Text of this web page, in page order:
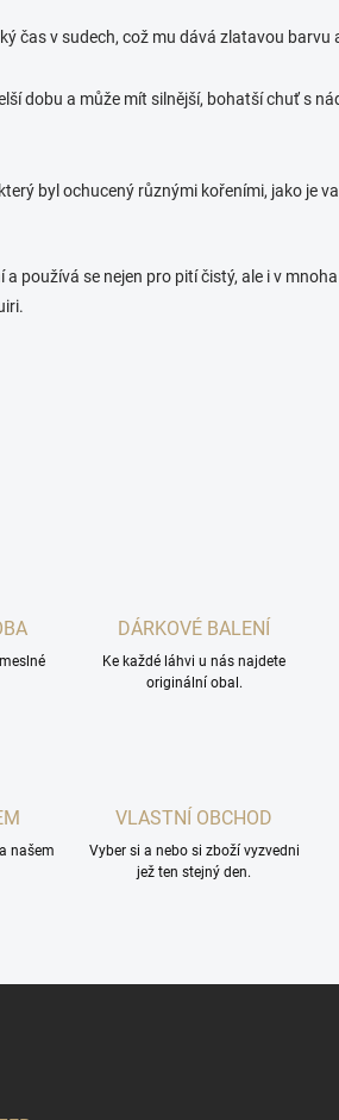
čas v sudech, což mu dává zlatavou barvu
dobu a může mít silnější, bohatší chuť s
byl ochucený různými kořeními, jako je
a používá se nejen pro pití čistý, ale i v
DÁRKOVÉ BALENÍ
Ke každé láhvi u nás najdete
originální obal.
našem
VLASTNÍ OBCHOD
Vyber si a nebo si zboží vyzvedni
jež ten stejný den.